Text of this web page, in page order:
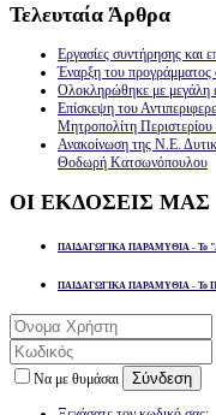
Τελευταία Άρθρα
Εργασίες συντήρησης και
Έναρξη του
Ολοκληρώθηκε με μεγάλη
Επίσκεψη του
Μητροπολίτη
Ανακοίνωση της Ν.Ε.
Θοδωρή Κατσωνόπουλου
ΟΙ ΕΚΔΟΣΕΙΣ ΜΑΣ
ΠΑΙΔΑΓΩΓΙΚΑ ΠΑΡΑΜΥΘΙΑ - Το
ΠΑΙΔΑΓΩΓΙΚΑ ΠΑΡΑΜΥΘΙΑ - Το
Να με θυμάσαι Σύνδεση